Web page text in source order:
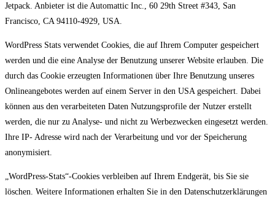
Jetpack. Anbieter ist die Automattic Inc., 60 29th Street #343, San
Francisco, CA 94110-4929, USA.
WordPress Stats verwendet Cookies, die auf Ihrem Computer gespeichert
werden und die eine Analyse der Benutzung unserer Website erlauben. Die
durch das Cookie erzeugten Informationen über Ihre Benutzung unseres
Onlineangebotes werden auf einem Server in den USA gespeichert. Dabei
können aus den verarbeiteten Daten Nutzungsprofile der Nutzer erstellt
werden, die nur zu Analyse- und nicht zu Werbezwecken eingesetzt werden.
Ihre IP- Adresse wird nach der Verarbeitung und vor der Speicherung
anonymisiert.
„WordPress-Stats“-Cookies verbleiben auf Ihrem Endgerät, bis Sie sie
löschen. Weitere Informationen erhalten Sie in den Datenschutzerklärungen